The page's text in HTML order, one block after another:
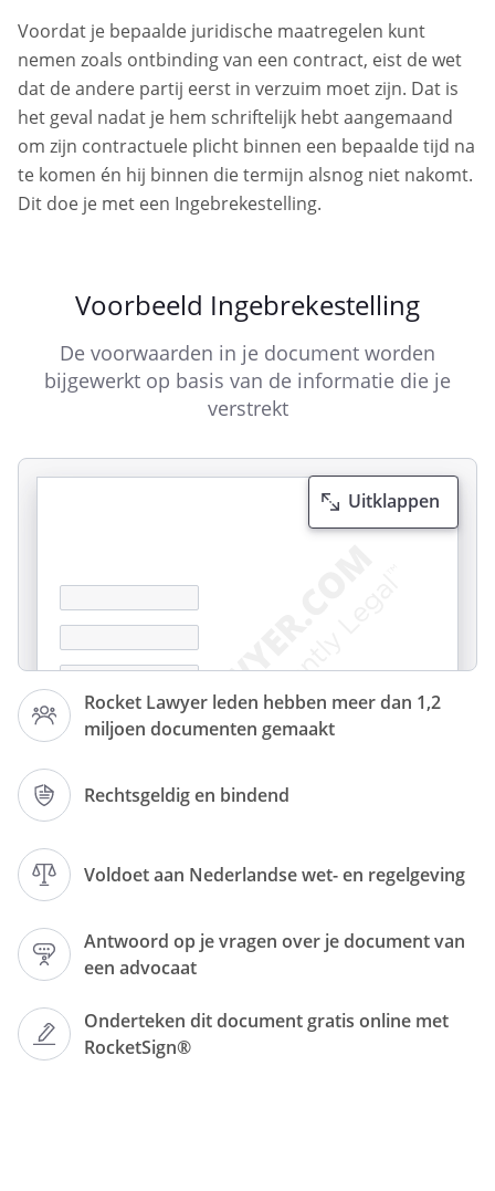
Voordat je bepaalde juridische maatregelen kunt
nemen zoals ontbinding van een contract, eist de wet
dat de andere partij eerst in verzuim moet zijn. Dat is
het geval nadat je hem schriftelijk hebt aangemaand
om zijn contractuele plicht binnen een bepaalde tijd na
te komen én hij binnen die termijn alsnog niet nakomt.
Dit doe je met een Ingebrekestelling.
Voorbeeld Ingebrekestelling
De voorwaarden in je document worden
bijgewerkt op basis van de informatie die je
verstrekt
Rocket Lawyer leden hebben meer dan 1,2
miljoen documenten gemaakt
Rechtsgeldig en bindend
Voldoet aan Nederlandse wet- en regelgeving
Antwoord op je vragen over je document van
een advocaat
Onderteken dit document gratis online met
RocketSign®
Uitklappen
Betreft: ingebrekestelling
,
Geachte
,